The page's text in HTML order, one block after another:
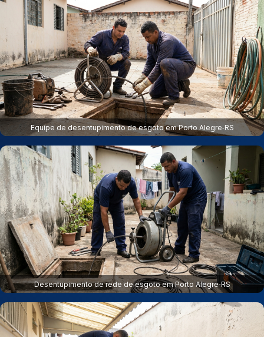
Equipe de desentupimento de esgoto em Porto Alegre‑RS
Desentupimento de rede de esgoto em Porto Alegre‑RS